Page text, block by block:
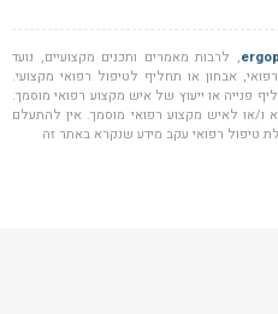
, לרבות מאמרים ותכנים מקצועיים, נועד
אבחון או תחליף לטיפול רפואי מקצועי.
פנייה או ייעוץ של איש מקצוע רפואי מוסמך.
או לאיש מקצוע רפואי מוסמך. אין להתעלם
טיפול רפואי עקב מידע שנקרא באתר זה